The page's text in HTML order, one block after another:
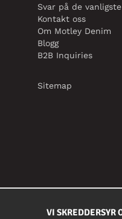
Svar på de
Kontakt oss
Om Motley Denim
Blogg
B2B Inquiries
Sitemap
VI SKREDDERSYR